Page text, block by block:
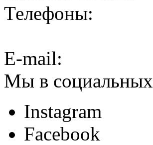
Телефоны:
E-mail:
Мы в социальных
Instagram
Facebook